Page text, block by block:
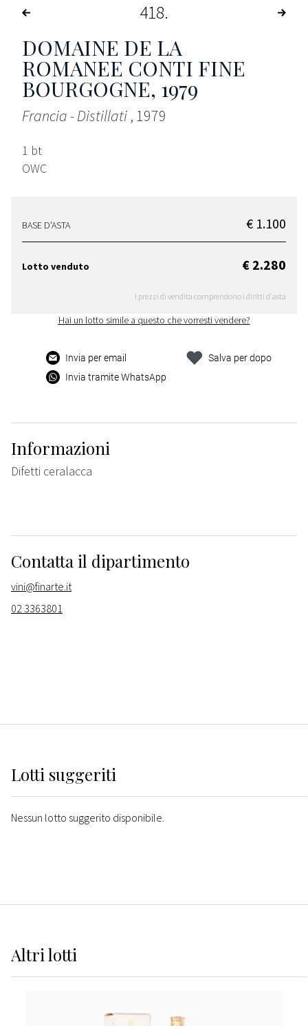
418
DOMAINE DE LA
ROMANEE CONTI FINE
BOURGOGNE, 1979
Francia - Distillati, 1979
1 bt
OWC
BASE D'ASTA € 1.100
Lotto venduto € 2.280
I prezzi di vendita comprendono i diritti d'asta
Hai un lotto simile a questo che vorresti vendere?
Invia per email
Invia tramite WhatsApp
Salva per dopo
Informazioni
Difetti ceralacca
Contatta il dipartimento
vini@finarte.it
02 3363801
Lotti suggeriti
Nessun lotto suggerito disponibile.
Altrilotti